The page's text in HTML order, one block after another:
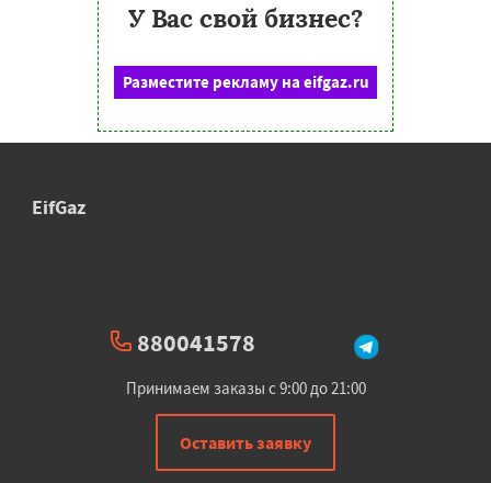
У Вас свой бизнес?
Разместите рекламу на eifgaz.ru
EifGaz
880041578
Принимаем заказы с 9:00 до 21:00
Оставить заявку